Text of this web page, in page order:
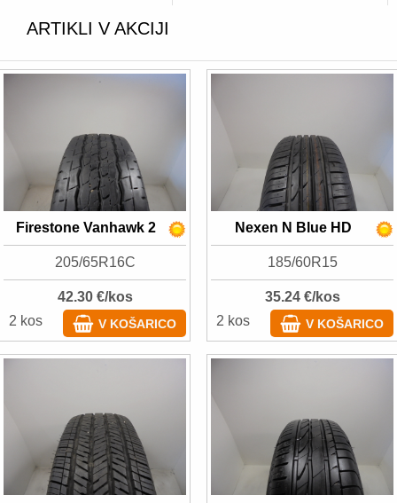
ARTIKLI V AKCIJI
Firestone Vanhawk 2
205/65R16C
42.30 €/kos
2 kos
V KOŠARICO
Nexen N Blue HD
185/60R15
35.24 €/kos
2 kos
V KOŠARICO